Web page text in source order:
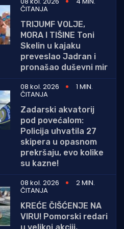
ČITANJA
TRIJUMF VOLJE,
MORA I TIŠINE Toni
Skelin u kajaku
preveslao Jadran i
pronašao duševni mir
08 kol. 2026
1 MIN.
ČITANJA
Zadarski akvatorij
pod povećalom:
Policija uhvatila 27
skipera u opasnom
prekršaju, evo kolike
su kazne!
08 kol. 2026
2 MIN.
ČITANJA
KREĆE ČIŠĆENJE NA
VIRU! Pomorski redari
u velikoj akciji,